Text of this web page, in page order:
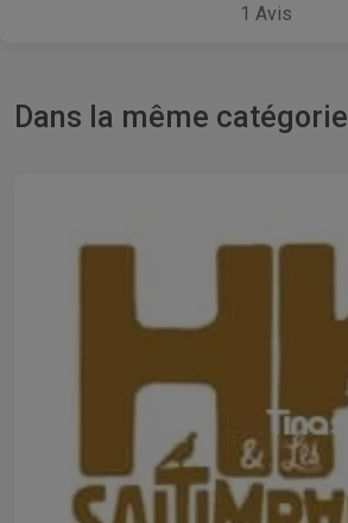
1 Avis
Dans la même catégorie